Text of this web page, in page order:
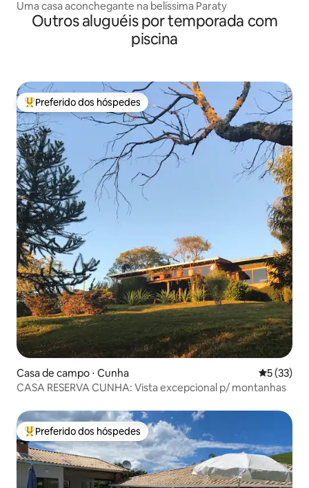
Uma casa aconchegante na belíssima Paraty
Outros aluguéis por temporada com
piscina
Entre os melhores preferidos dos hóspedes
Preferido dos hóspedes
Casa de campo ⋅ Cunha 5 de uma
5 (33)
CASA RESERVA CUNHA: Vista excepcional p/ montanhas
Entre os melhores preferidos dos hóspedes
Preferido dos hóspedes